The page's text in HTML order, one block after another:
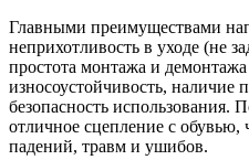
Главными преимуществами
неприхотливость в уходе (не
простота монтажа и
износоустойчивость, наличие
безопасность использования.
отличное сцепление с обувью,
падений, травм и ушибов.